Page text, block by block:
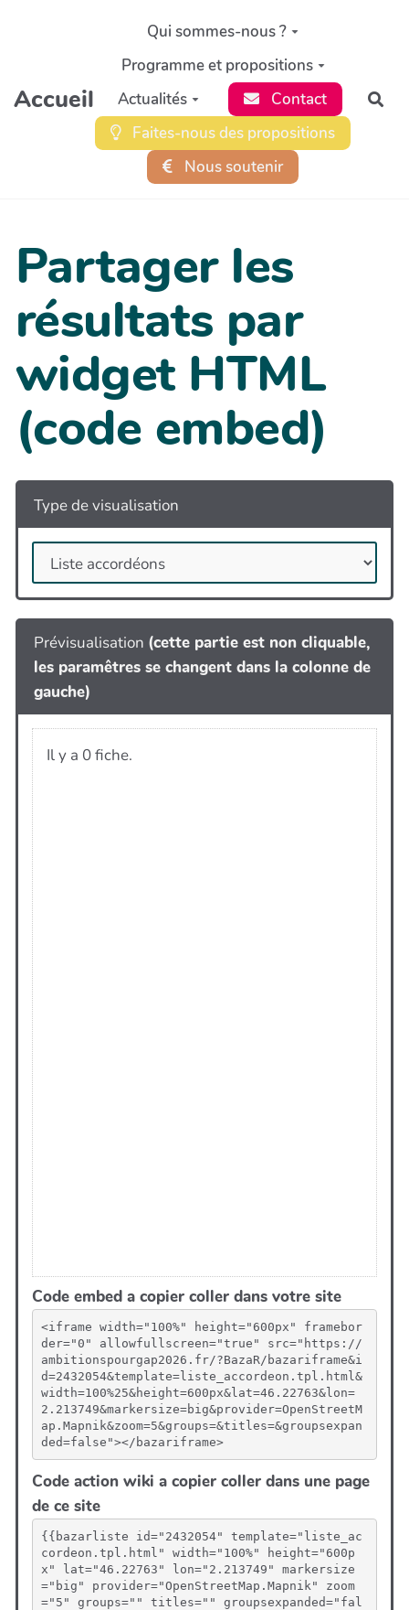
Aller au contenu principal
Accueil
Qui sommes-nous ?
Programme et propositions
Actualités
Contact
Faites-nous des propositions
Nous soutenir
Partager les
résultats par
widget HTML
(code embed)
Type de visualisation
Prévisualisation (cette partie est non cliquable,
les paramêtres se changent dans la colonne de
gauche)
Code embed a copier coller dans votre site
<iframe width="100%" height="600px" framebor
der="0" allowfullscreen="true" src="https://
ambitionspourgap2026.fr/?BazaR/bazariframe&i
d=2432054&template=liste_accordeon.tpl.html&
width=100%25&height=600px&lat=46.22763&lon=
2.213749&markersize=big&provider=OpenStreetM
ap.Mapnik&zoom=5&groups=&titles=&groupsexpan
ded=false"></bazariframe>
Code action wiki a copier coller dans une page
de ce site
{{bazarliste id="2432054" template="liste_ac
cordeon.tpl.html" width="100%" height="600p
x" lat="46.22763" lon="2.213749" markersize
="big" provider="OpenStreetMap.Mapnik" zoom
="5" groups="" titles="" groupsexpanded="fal